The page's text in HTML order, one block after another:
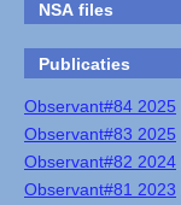
NSA files
Publicaties
Observant#84 2025
Observant#83 2025
Observant#82 2024
Observant#81 2023